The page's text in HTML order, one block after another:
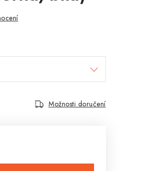
Možnosti doručení